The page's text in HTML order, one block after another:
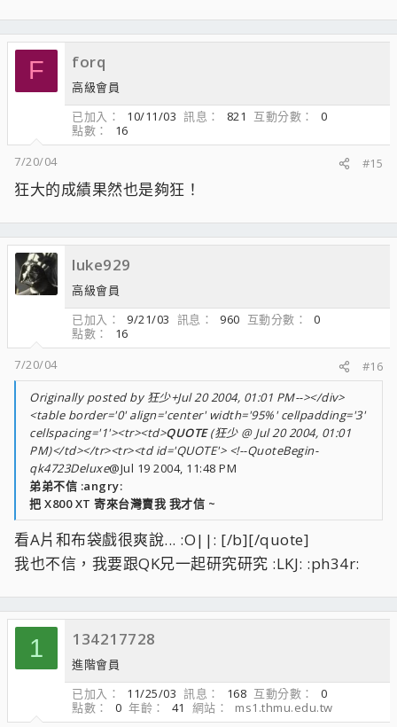
F forq
高級會員
已加入
10/11/03 訊息 821 互動分數
0
點數
16
7/20/04
#15
狂大的成績果然也是夠狂！
luke929
高級會員
已加入
9/21/03 訊息 960 互動分數
0
點數
16
7/20/04
#16
Originally posted by 狂少+Jul 20 2004, 01:01 PM--></div>
<table border='0' align='center' width='95%' cellpadding='3'
cellspacing='1'><tr><td>QUOTE(狂少 @ Jul 20 2004, 01:01
PM)</td></tr><tr><td id='QUOTE'> <!--QuoteBegin-
qk4723Deluxe@Jul 19 2004, 11:48 PM
弟弟不信 :angry:
把 X800 XT 寄來台灣賣我 我才信 ~
看A片和布袋戲很爽說... :O||: [/b][/quote]
我也不信，我要跟QK兄一起研究研究 :LKJ: :ph34r:
1 134217728
進階會員
已加入
11/25/03 訊息 168 互動分數
0
點數
0 年齡 41 網站 ms1.thmu.edu.tw